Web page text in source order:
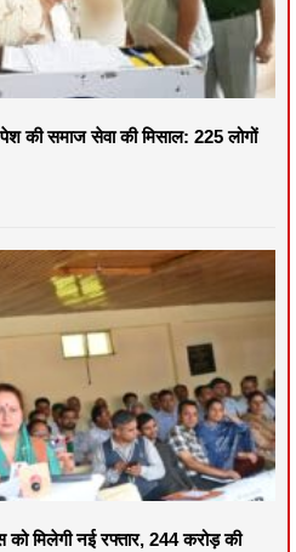
की समाज सेवा की मिसाल: 225 लोगों
मिलेगी नई रफ्तार, 244 करोड़ की